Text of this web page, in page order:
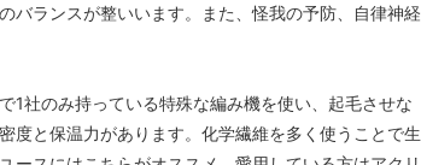
バランスが整いいます。また、怪我の予防、自律神経
1社のみ持っている特殊な編み機を使い、起毛させな
度と保温力があります。化学繊維を多く使うことで生